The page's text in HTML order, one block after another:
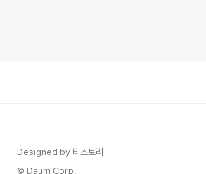
Designed by 티스토리
© Daum Corp.